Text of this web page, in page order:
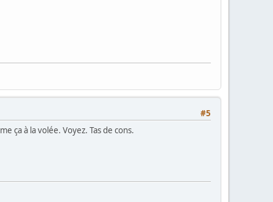
#5
ça à la volée. Voyez. Tas de cons.